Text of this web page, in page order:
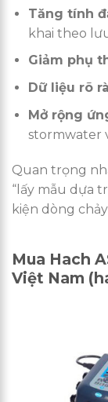
Tăng tính
khai theo
Giảm phụ
Dữ liệu rõ
Mở rộng
stormwater
Quan trọng
“lấy mẫu dựa
kiện dòng
Mua Hach
Việt Nam